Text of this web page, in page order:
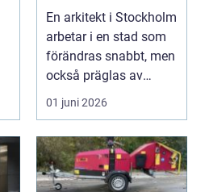
arkitektur i
huvudstaden
En arkitekt i Stockholm
arbetar i en stad som
förändras snabbt, men
också präglas av
starka historis...
01 juni 2026